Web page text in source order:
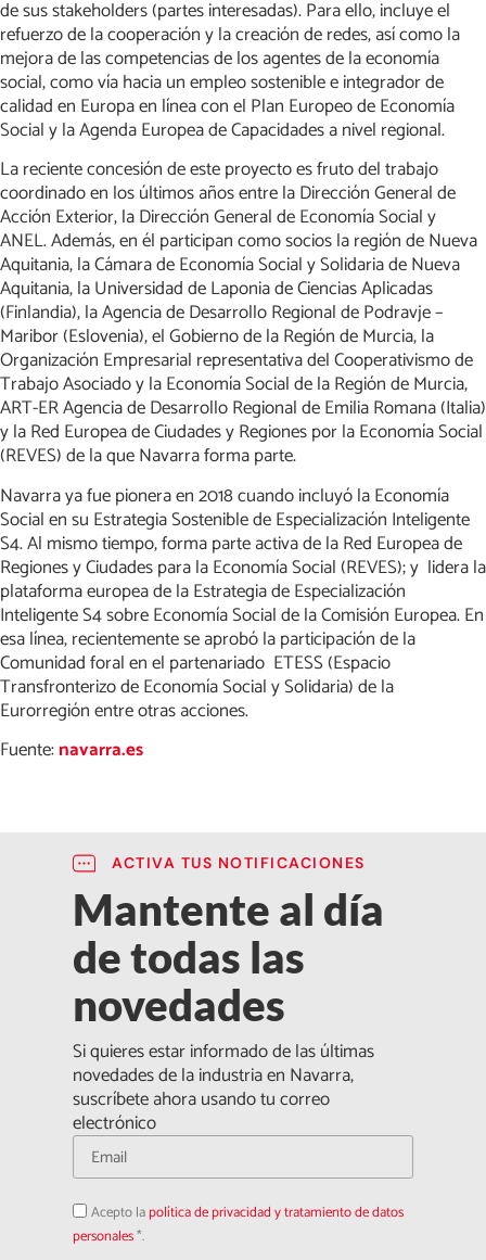
de sus stakeholders (partes interesadas). Para ello, incluye el
refuerzo de la cooperación y la creación de redes, así como la
mejora de las competencias de los agentes de la economía
social, como vía hacia un empleo sostenible e integrador de
calidad en Europa en línea con el Plan Europeo de Economía
Social y la Agenda Europea de Capacidades a nivel regional.
La reciente concesión de este proyecto es fruto del trabajo
coordinado en los últimos años entre la Dirección General de
Acción Exterior, la Dirección General de Economía Social y
ANEL. Además, en él participan como socios la región de Nueva
Aquitania, la Cámara de Economía Social y Solidaria de Nueva
Aquitania, la Universidad de Laponia de Ciencias Aplicadas
(Finlandia), la Agencia de Desarrollo Regional de Podravje –
Maribor (Eslovenia), el Gobierno de la Región de Murcia, la
Organización Empresarial representativa del Cooperativismo de
Trabajo Asociado y la Economía Social de la Región de Murcia,
ART-ER Agencia de Desarrollo Regional de Emilia Romana (Italia)
y la Red Europea de Ciudades y Regiones por la Economía Social
(REVES) de la que Navarra forma parte.
Navarra ya fue pionera en 2018 cuando incluyó la Economía
Social en su Estrategia Sostenible de Especialización Inteligente
S4. Al mismo tiempo, forma parte activa de la Red Europea de
Regiones y Ciudades para la Economía Social (REVES); y lidera la
plataforma europea de la Estrategia de Especialización
Inteligente S4 sobre Economía Social de la Comisión Europea. En
esa línea, recientemente se aprobó la participación de la
Comunidad foral en el partenariado ETESS (Espacio
Transfronterizo de Economía Social y Solidaria) de la
Eurorregión entre otras acciones.
Fuente:navarra.es
ACTIVA TUS NOTIFICACIONES
Mantente al día
de todas las
novedades
Si quieres estar informado de las últimas
novedades de la industria en Navarra,
suscríbete ahora usando tu correo
electrónico
Acepto
la
política
de
Acepto lapolítica de privacidad y tratamiento de datos
personales*.